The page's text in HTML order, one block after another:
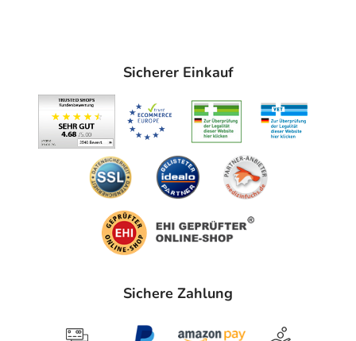
Sicherer Einkauf
Sichere Zahlung